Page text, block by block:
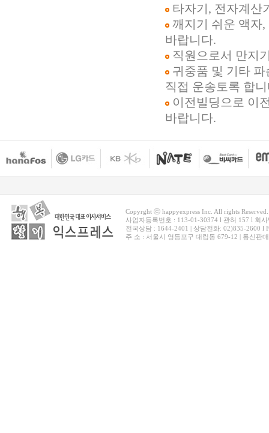
타자기, 전자계산
깨지기 쉬운 액자
바랍니다.
직원으로서 만지
귀중품 및 기타
직접 운송토록 합
이전빌딩으로 이
바랍니다.
Copyrght ⓒ happyexpress Inc. All rights Reserved.
사업자등록번호 : 113-01-30374 l 관허 157 l 회
전국상담 : 1644-2401 | 상담전화: 02)835-2600 l
주 소 : 서울시 영등포구 대림동 679-12 | 통신판